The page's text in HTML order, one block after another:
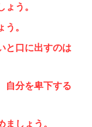
う。
。
と口に出すのは
自分を卑下する
しょう。